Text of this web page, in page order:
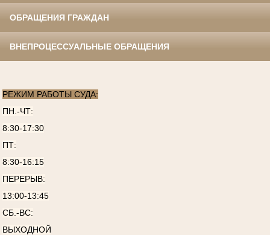
ОБРАЩЕНИЯ ГРАЖДАН
ВНЕПРОЦЕССУАЛЬНЫЕ ОБРАЩЕНИЯ
РЕЖИМ РАБОТЫ СУДА:
ПН.-ЧТ:
8:30-17:30
ПТ:
8:30-16:15
ПЕРЕРЫВ:
13:00-13:45
СБ.-ВС:
ВЫХОДНОЙ